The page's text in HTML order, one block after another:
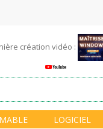
création vidéo :
LOGICIEL